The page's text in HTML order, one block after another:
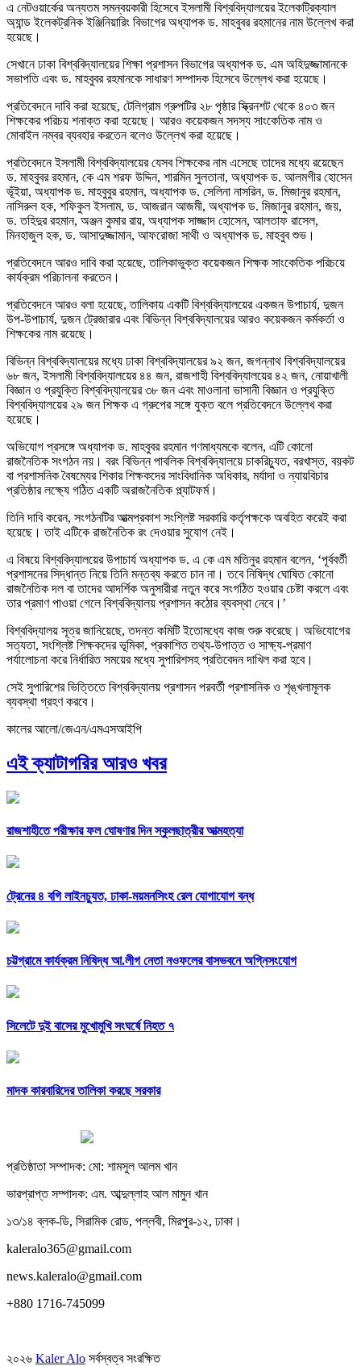
এ নেটওয়ার্কের অন্যতম সমন্বয়কারী হিসেবে ইসলামী বিশ্ববিদ্যালয়ের ইলেকট্রিক্যাল
অ্যান্ড ইলেকট্রনিক ইঞ্জিনিয়ারিং বিভাগের অধ্যাপক ড. মাহবুবর রহমানের নাম উল্লেখ করা
হয়েছে।
সেখানে ঢাকা বিশ্ববিদ্যালয়ের শিক্ষা প্রশাসন বিভাগের অধ্যাপক ড. এম অহিদুজ্জামানকে
সভাপতি এবং ড. মাহবুবর রহমানকে সাধারণ সম্পাদক হিসেবে উল্লেখ করা হয়েছে।
প্রতিবেদনে দাবি করা হয়েছে, টেলিগ্রাম গ্রুপটির ২৮ পৃষ্ঠার স্ক্রিনশট থেকে ৪০৩ জন
শিক্ষকের পরিচয় শনাক্ত করা হয়েছে। আরও কয়েকজন সদস্য সাংকেতিক নাম ও
মোবাইল নম্বর ব্যবহার করতেন বলেও উল্লেখ করা হয়েছে।
প্রতিবেদনে ইসলামী বিশ্ববিদ্যালয়ের যেসব শিক্ষকের নাম এসেছে তাদের মধ্যে রয়েছেন
ড. মাহবুবর রহমান, কে এম শরফ উদ্দিন, শারমিন সুলতানা, অধ্যাপক ড. আলমগীর হোসেন
ভূঁইয়া, অধ্যাপক ড. মাহবুবুর রহমান, অধ্যাপক ড. সেলিনা নাসরিন, ড. মিজানুর রহমান,
নাসিরুল হক, শফিকুল ইসলাম, ড. আজরান আজমী, অধ্যাপক ড. মিজানুর রহমান, জয়,
ড. তহিদুর রহমান, অঞ্জন কুমার রায়, অধ্যাপক সাজ্জাদ হোসেন, আলতাফ রাসেল,
মিনহাজুল হক, ড. আসাদুজ্জামান, আফরোজা সাথী ও অধ্যাপক ড. মাহবুব শুভ।
প্রতিবেদনে আরও দাবি করা হয়েছে, তালিকাভুক্ত কয়েকজন শিক্ষক সাংকেতিক পরিচয়ে
কার্যক্রম পরিচালনা করতেন।
প্রতিবেদনে আরও বলা হয়েছে, তালিকায় একটি বিশ্ববিদ্যালয়ের একজন উপাচার্য, দুজন
উপ-উপাচার্য, দুজন ট্রেজারার এবং বিভিন্ন বিশ্ববিদ্যালয়ের আরও কয়েকজন কর্মকর্তা ও
শিক্ষকের নাম রয়েছে।
বিভিন্ন বিশ্ববিদ্যালয়ের মধ্যে ঢাকা বিশ্ববিদ্যালয়ের ৯২ জন, জগন্নাথ বিশ্ববিদ্যালয়ের
৬৮ জন, ইসলামী বিশ্ববিদ্যালয়ের ৪৪ জন, রাজশাহী বিশ্ববিদ্যালয়ের ৪২ জন, নোয়াখালী
বিজ্ঞান ও প্রযুক্তি বিশ্ববিদ্যালয়ের ৩৮ জন এবং মাওলানা ভাসানী বিজ্ঞান ও প্রযুক্তি
বিশ্ববিদ্যালয়ের ২৯ জন শিক্ষক এ গ্রুপের সঙ্গে যুক্ত বলে প্রতিবেদনে উল্লেখ করা
হয়েছে।
অভিযোগ প্রসঙ্গে অধ্যাপক ড. মাহবুবর রহমান গণমাধ্যমকে বলেন, এটি কোনো
রাজনৈতিক সংগঠন নয়। বরং বিভিন্ন পাবলিক বিশ্ববিদ্যালয়ে চাকরিচ্যুত, বরখাস্ত, বয়কট
বা প্রশাসনিক বৈষম্যের শিকার শিক্ষকদের সাংবিধানিক অধিকার, মর্যাদা ও ন্যায়বিচার
প্রতিষ্ঠার লক্ষ্যে গঠিত একটি অরাজনৈতিক প্ল্যাটফর্ম।
তিনি দাবি করেন, সংগঠনটির আত্মপ্রকাশ সংশ্লিষ্ট সরকারি কর্তৃপক্ষকে অবহিত করেই করা
হয়েছে। তাই এটিকে রাজনৈতিক রং দেওয়ার সুযোগ নেই।
এ বিষয়ে বিশ্ববিদ্যালয়ের উপাচার্য অধ্যাপক ড. এ কে এম মতিনুর রহমান বলেন, ‘পূর্ববর্তী
প্রশাসনের সিদ্ধান্ত নিয়ে তিনি মন্তব্য করতে চান না। তবে নিষিদ্ধ ঘোষিত কোনো
রাজনৈতিক দল বা তাদের আদর্শিক অনুসারীরা নতুন করে সংগঠিত হওয়ার চেষ্টা করলে এবং
তার প্রমাণ পাওয়া গেলে বিশ্ববিদ্যালয় প্রশাসন কঠোর ব্যবস্থা নেবে।’
বিশ্ববিদ্যালয় সূত্র জানিয়েছে, তদন্ত কমিটি ইতোমধ্যে কাজ শুরু করেছে। অভিযোগের
সত্যতা, সংশ্লিষ্ট শিক্ষকদের ভূমিকা, প্রকাশিত তথ্য-উপাত্ত ও সাক্ষ্য-প্রমাণ
পর্যালোচনা করে নির্ধারিত সময়ের মধ্যে সুপারিশসহ প্রতিবেদন দাখিল করা হবে।
সেই সুপারিশের ভিত্তিতে বিশ্ববিদ্যালয় প্রশাসন পরবর্তী প্রশাসনিক ও শৃঙ্খলামূলক
ব্যবস্থা গ্রহণ করবে।
কালের আলো/জেএন/এমএসআইপি
এই ক্যাটাগরির আরও খবর
রাজশাহীতে পরীক্ষার ফল ঘোষণার দিন স্কুলছাত্রীর আত্মহত্যা
ট্রেনের ৪ বগি লাইনচ্যুত, ঢাকা-ময়মনসিংহ রেল যোগাযোগ বন্ধ
চট্টগ্রামে কার্যক্রম নিষিদ্ধ আ.লীগ নেতা নওফলের বাসভবনে অগ্নিসংযোগ
সিলেটে দুই বাসের মুখোমুখি সংঘর্ষে নিহত ৭
মাদক কারবারিদের তালিকা করছে সরকার
প্রতিষ্ঠাতা সম্পাদক: মো: শামসুল আলম খান
ভারপ্রাপ্ত সম্পাদক: এম. আব্দুল্লাহ আল মামুন খান
১৩/১৪ ব্লক-ডি, সিরামিক রোড, পল্লবী, মিরপুর-১২, ঢাকা।
kaleralo365@gmail.com
news.kaleralo@gmail.com
+880 1716-745099
২০২৬ Kaler Alo সর্বস্বত্ব সংরক্ষিত